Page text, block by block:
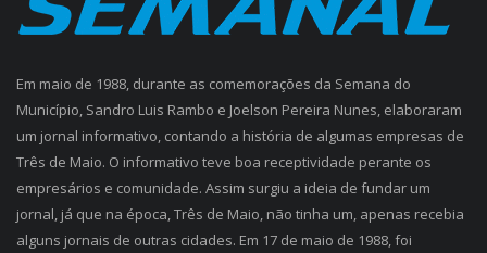
Em maio de 1988, durante as comemorações da Semana do
Município, Sandro Luis Rambo e Joelson Pereira Nunes, elaboraram
um jornal informativo, contando a história de algumas empresas de
Três de Maio. O informativo teve boa receptividade perante os
empresários e comunidade. Assim surgiu a ideia de fundar um
jornal, já que na época, Três de Maio, não tinha um, apenas recebia
alguns jornais de outras cidades. Em 17 de maio de 1988, foi